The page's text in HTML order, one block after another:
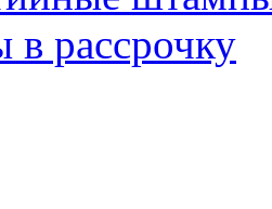
в рассрочку